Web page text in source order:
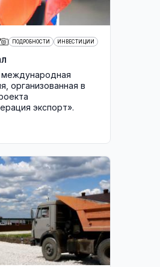
ПОДРОБНОСТИ ИНВЕСТИЦИИ
международная
организованная в
экспорт».